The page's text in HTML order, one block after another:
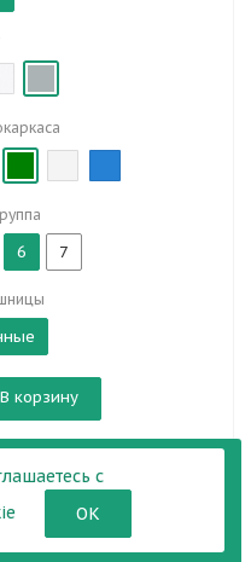
6 7
В корзину
с
ОК